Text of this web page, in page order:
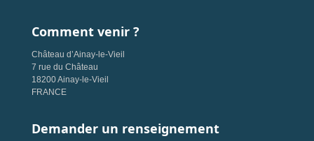
Comment venir ?
Château d’Ainay-le-Vieil
7 rue du Château
18200 Ainay-le-Vieil
FRANCE
Demander un renseignement